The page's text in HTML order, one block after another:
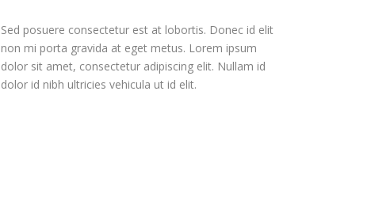
Sed posuere consectetur est at lobortis. Donec id elit
non mi porta gravida at eget metus. Lorem ipsum
dolor sit amet, consectetur adipiscing elit. Nullam id
dolor id nibh ultricies vehicula ut id elit.